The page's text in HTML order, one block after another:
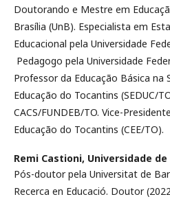
Doutorando e Mestre em
Brasília (UnB). Especialista em
Educacional pela Universidade
Pedagogo pela Universidade
Professor da Educação Básica na
Educação do Tocantins (SEDUC/
CACS/FUNDEB/TO. Vice-
Educação do Tocantins (CEE/TO).
Remi Castioni, Universidade de
Pós-doutor pela Universitat de
Recerca en Educació. Doutor